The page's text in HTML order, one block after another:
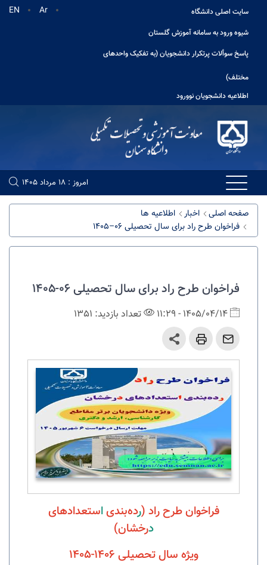
سایت اصلی دانشگاه
شیوه ورود به سامانه آموزش گلستان
پاسخ سوألات پرتکرار دانشجویان (به تفکیک واحدهای
مختلف)
اطلاعیه دانشجویان نوورود
EN Ar
امروز : 18 مرداد 1405
صفحه اصلی اخبار
اطلاعیه ها
فراخوان طرح راد برای سال تحصیلی 06–1405
فراخوان طرح راد برای سال تحصیلی 06-1405
1405/04/14 - 11:29 تعداد بازدید: 1351
فراخوان طرح راد (رده‌­بندیاستعدادهای
درخشان)
ویژه سال تحصیلی ۱۴۰۶-۱۴۰۵